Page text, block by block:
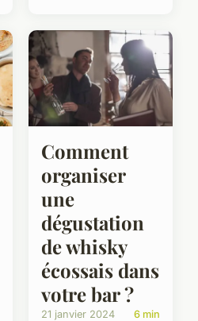
Comment
organiser
une
dégustation
de whisky
écossais dans
votre bar ?
21 janvier 2024 6 min